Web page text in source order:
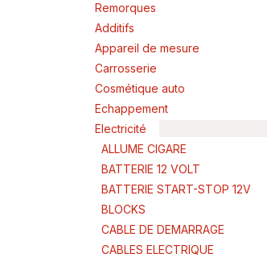
Remorques
Additifs
Appareil de mesure
Carrosserie
Cosmétique auto
Echappement
Electricité
ALLUME CIGARE
BATTERIE 12 VOLT
BATTERIE START-STOP 12V
BLOCKS
CABLE DE DEMARRAGE
CABLES ELECTRIQUE